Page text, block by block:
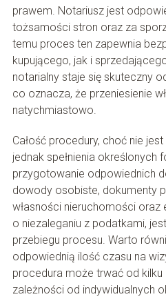
prawem. Notariusz jest
tożsamości stron oraz za
temu proces ten zapewnia
kupującego, jak i
notarialny staje się skuteczny
co oznacza, że przeniesienie
natychmiastowo.
Całość procedury, choć nie
jednak spełnienia określonych
przygotowanie odpowiednich
dowody osobiste, dokumenty
własności nieruchomości oraz
o niezaleganiu z podatkami,
przebiegu procesu. Warto
odpowiednią ilość czasu na
procedura może trwać od kilku
zależności od indywidualnych